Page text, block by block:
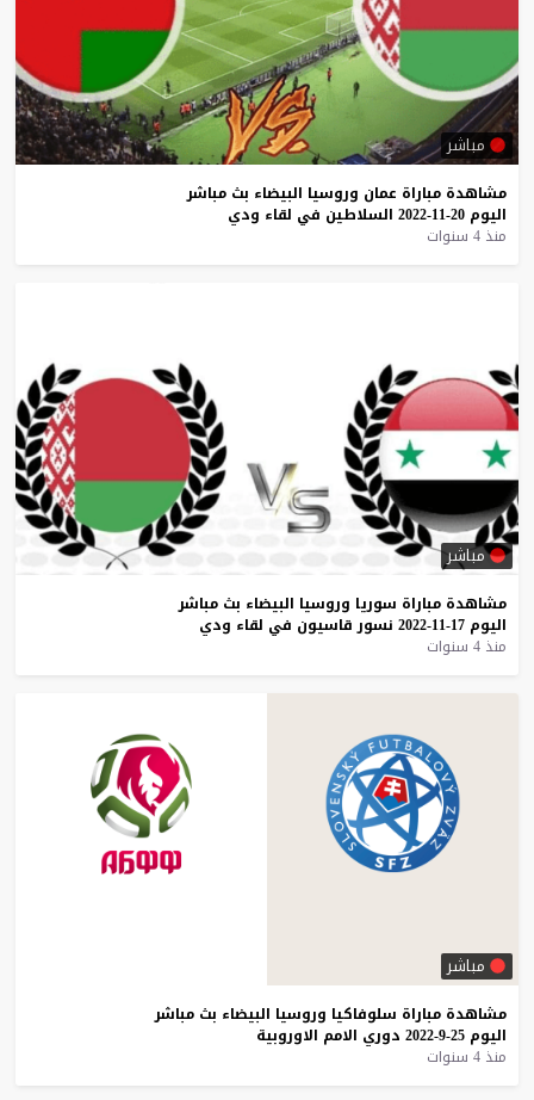
مباشر
مشاهدة مباراة عمان وروسيا البيضاء بث مباشر
اليوم 20-11-2022 السلاطين في لقاء ودي
منذ 4 سنوات
مباشر
مشاهدة مباراة سوريا وروسيا البيضاء بث مباشر
اليوم 17-11-2022 نسور قاسيون في لقاء ودي
منذ 4 سنوات
مباشر
مشاهدة مباراة سلوفاكيا وروسيا البيضاء بث مباشر
اليوم 25-9-2022 دوري الامم الاوروبية
منذ 4 سنوات